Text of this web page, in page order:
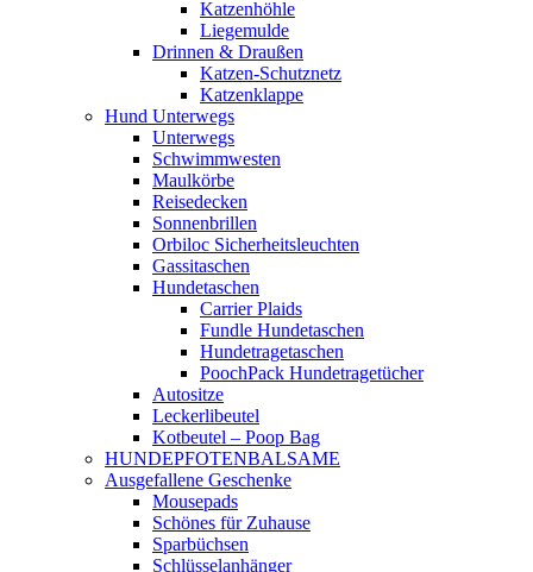
Katzenhöhle
Liegemulde
Drinnen & Draußen
Katzen-Schutznetz
Katzenklappe
Hund Unterwegs
Unterwegs
Schwimmwesten
Maulkörbe
Reisedecken
Sonnenbrillen
Orbiloc Sicherheitsleuchten
Gassitaschen
Hundetaschen
Carrier Plaids
Fundle Hundetaschen
Hundetragetaschen
PoochPack Hundetragetücher
Autositze
Leckerlibeutel
Kotbeutel – Poop Bag
HUNDEPFOTENBALSAME
Ausgefallene Geschenke
Mousepads
Schönes für Zuhause
Sparbüchsen
Schlüsselanhänger